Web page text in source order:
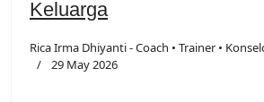
Keluarga
Rica Irma Dhiyanti - Coach • Trainer •
29 May 2026